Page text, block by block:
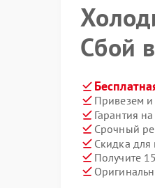
Сбой
Привезем и
Гарантия
Срочный
Скидка для
Получите